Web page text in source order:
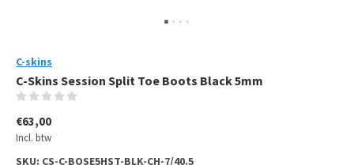
C-skins
C-Skins Session Split Toe Boots Black 5mm
€63,00
Incl. btw
SKU: CS-C-BOSE5HST-BLK-CH-7/40.5